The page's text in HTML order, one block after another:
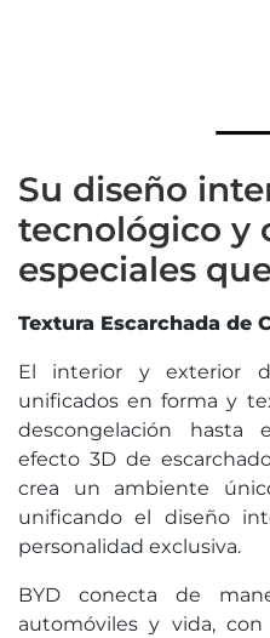
Su diseño
tecnológico y
especiales
Textura Escarchada de
El interior y exterior
unificados en forma y
descongelación hasta
efecto 3D de
crea un ambiente
unificando el diseño
personalidad exclusiva.
BYD conecta de
automóviles y vida,